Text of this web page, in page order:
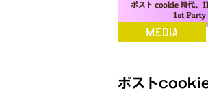
ポスト